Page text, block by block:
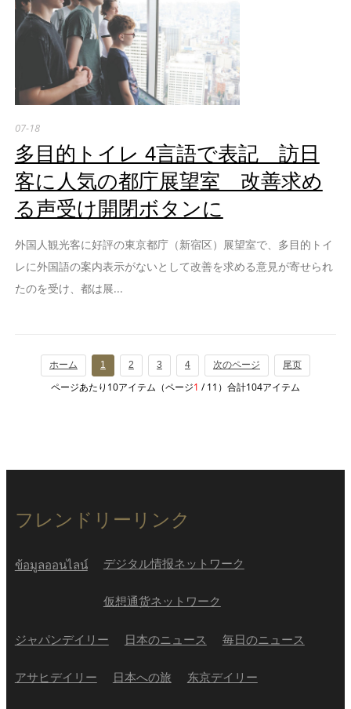
07-18
多目的トイレ 4言語で表記 訪日
客に人気の都庁展望室 改善求め
る声受け開閉ボタンに
外国人観光客に好評の東京都庁（新宿区）展望室で、多目的トイ
レに外国語の案内表示がないとして改善を求める意見が寄せられ
たのを受け、都は展...
ホーム 1 2 3 4 次のページ 尾页
ページあたり10アイテム（ページ1 / 11）合計104アイテム
フレンドリーリンク
ข้อมูลออนไลน์ デジタル情报ネットワーク
仮想通货ネットワーク
ジャパンデイリー 日本のニュース 毎日のニュース
アサヒデイリー 日本への旅 东京デイリー